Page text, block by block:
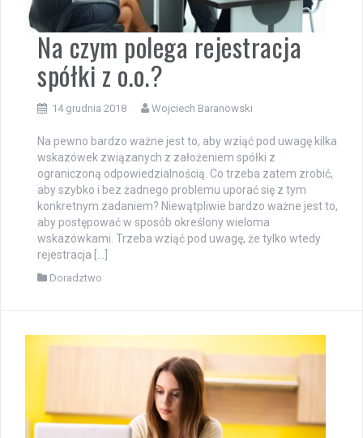
Na czym polega rejestracja
spółki z o.o.?
14 grudnia 2018 Wojciech Baranowski
Na pewno bardzo ważne jest to, aby wziąć pod uwagę kilka
wskazówek związanych z założeniem spółki z
ograniczoną odpowiedzialnością. Co trzeba zatem zrobić,
aby szybko i bez żadnego problemu uporać się z tym
konkretnym zadaniem? Niewątpliwie bardzo ważne jest to,
aby postępować w sposób określony wieloma
wskazówkami. Trzeba wziąć pod uwagę, że tylko wtedy
rejestracja […]
Doradztwo